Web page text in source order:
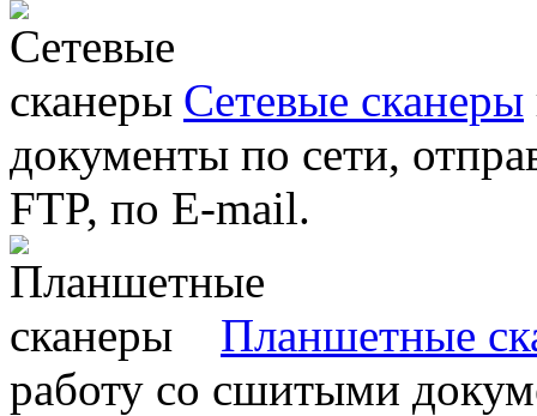
Сетевые сканеры
документы по сети,
FTP, по E-mail.
Планшетные
работу со сшитыми